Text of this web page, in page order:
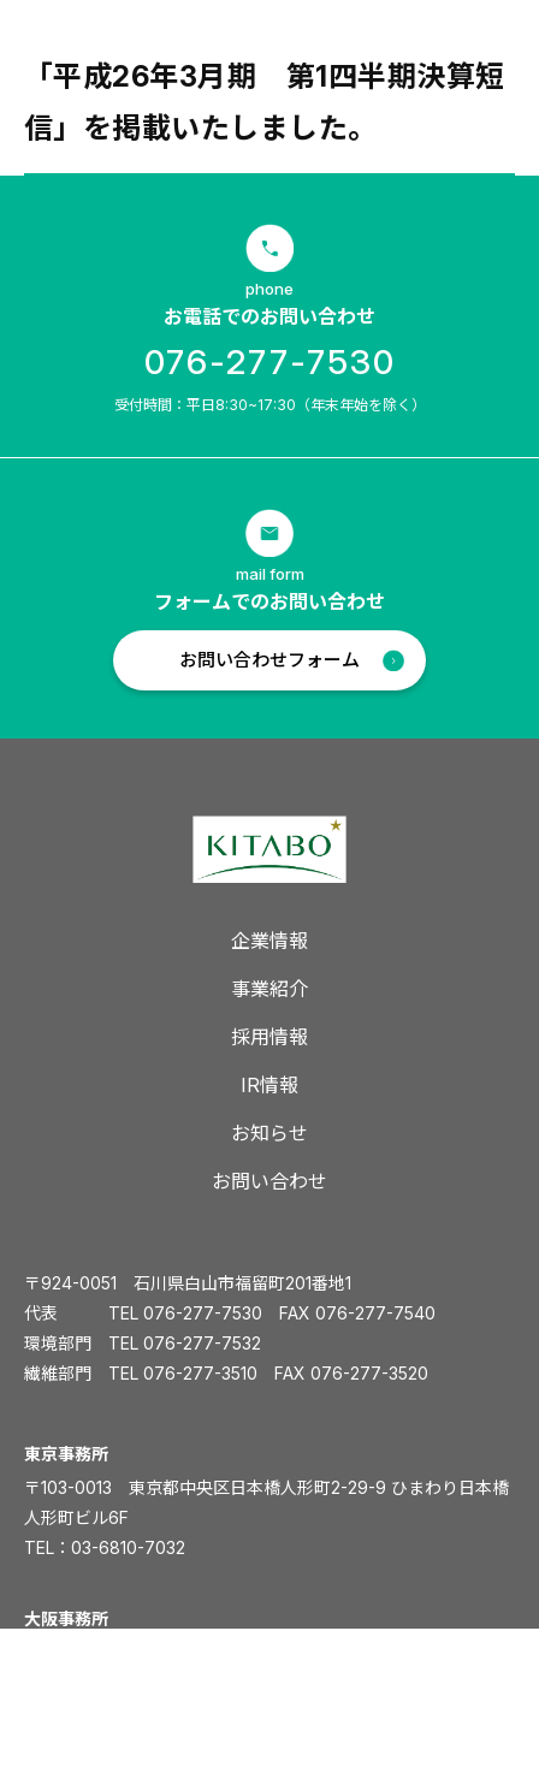
「平成26年3月期 第1四半期決算短
信」を掲載いたしました。
phone
お電話でのお問い合わせ
076-277-7530
受付時間：平日8:30~17:30（年末年始を除く）
mail form
フォームでのお問い合わせ
お問い合わせフォーム
企業情報
事業紹介
採用情報
IR情報
お知らせ
お問い合わせ
〒924-0051 石川県白山市福留町201番地1
代表 TEL 076-277-7530 FAX 076-277-7540
環境部門 TEL 076-277-7532
繊維部門 TEL 076-277-3510 FAX 076-277-3520
️東京事務所
〒103-0013 東京都中央区日本橋人形町2-29-9 ひまわり日本橋
人形町ビル6F
TEL： 03-6810-7032
大阪事務所